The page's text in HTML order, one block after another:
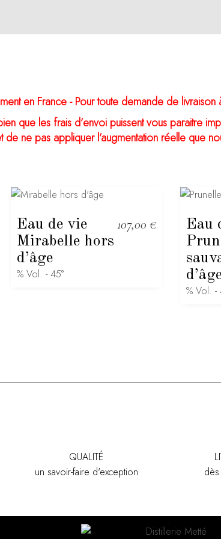
en France - Pour toute demande de livraison
que les frais d’envoi puissent vous paraitre
ne pas appliquer l’augmentation réelle que
Eau de vie
Mirabelle hors
d’âge
107,00 €
% Vol. - 45°
Eau
% Vol. -
QUALITÉ
un savoir-faire d'exception